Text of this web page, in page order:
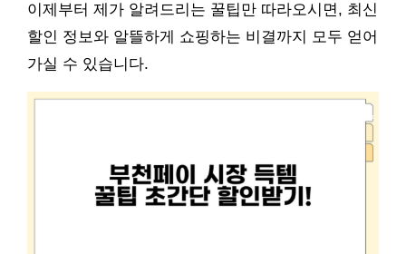
이제부터 제가 알려드리는 꿀팁만 따라오시면, 최신
할인 정보와 알뜰하게 쇼핑하는 비결까지 모두 얻어
가실 수 있습니다.